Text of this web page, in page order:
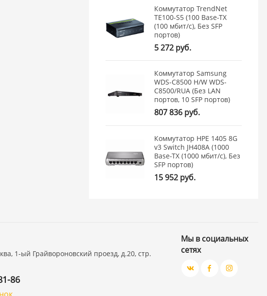
Коммутатор TrendNet
TE100-S5 (100 Base-TX
(100 мбит/с), Без SFP
портов)
5 272 руб.
Коммутатор Samsung
WDS-C8500 H/W WDS-
C8500/RUA (Без LAN
портов, 10 SFP портов)
807 836 руб.
Коммутатор HPE 1405 8G
v3 Switch JH408A (1000
Base-TX (1000 мбит/с), Без
SFP портов)
15 952 руб.
1-ый Грайвороновский проезд, д.20, стр.
86
Мы в социальных
сетях